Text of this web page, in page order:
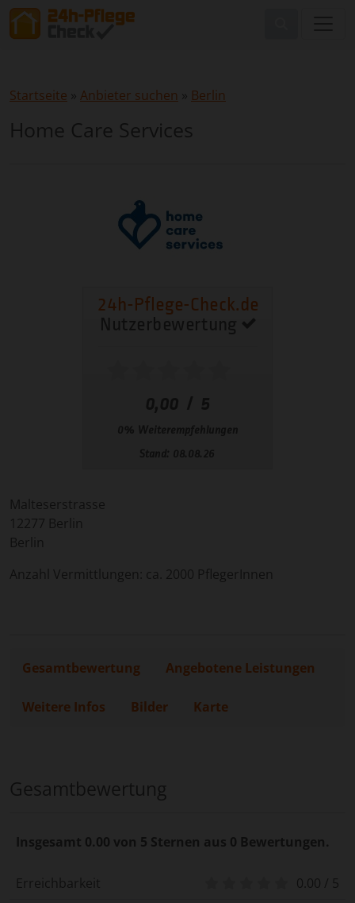
Startseite » Anbieter suchen » Berlin
Home Care Services
Malteserstrasse
12277 Berlin
Berlin
Anzahl Vermittlungen: ca. 2000 PflegerInnen
Gesamtbewertung Angebotene Leistungen
Weitere Infos Bilder Karte
Gesamtbewertung
Insgesamt 0.00 von 5 Sternen aus 0 Bewertungen.
Erreichbarkeit
0.00 / 5